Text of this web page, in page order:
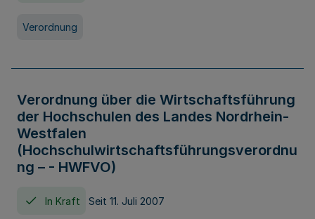
Verordnung
Verordnung über die Wirtschaftsführung
der Hochschulen des Landes Nordrhein-
Westfalen
(Hochschulwirtschaftsführungsverordnu
ng – - HWFVO)
In Kraft Seit 11. Juli 2007